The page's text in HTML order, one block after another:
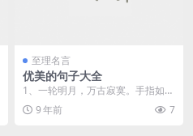
至理名言
优美的句子大全
1、一轮明月，万古寂寞。手指如清
风抚弄柳丝，又如雨滴敲打梧桐叶
落，悠悠的穿越了千...
9 年前 7